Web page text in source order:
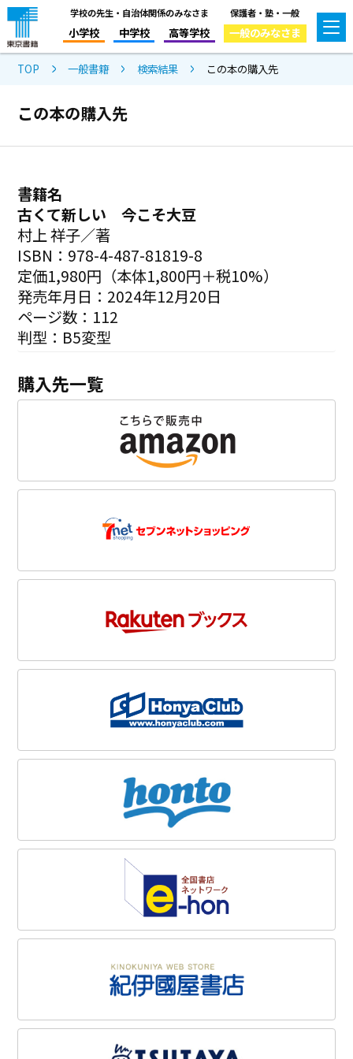
学校の先生・自治体関係のみなさま
小学校 中学校 高等学校
保護者・塾・一般
一般のみなさま
TOP 一般書籍 検索結果 この本の購入先
この本の購入先
書籍名
古くて新しい 今こそ大豆
村上 祥子／著
ISBN：978-4-487-81819-8
定価1,980円（本体1,800円＋税10%）
発売年月日：2024年12月20日
ページ数：112
判型：B5変型
購入先一覧